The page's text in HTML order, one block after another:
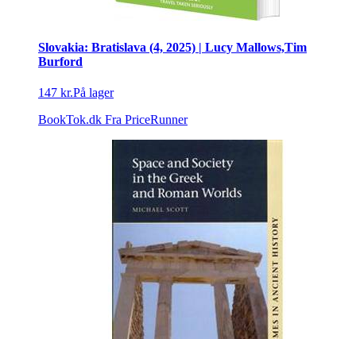
Slovakia: Bratislava (4, 2025) | Lucy Mallows,Tim
Burford
147 kr.På lager
BookTok.dk Fra PriceRunner